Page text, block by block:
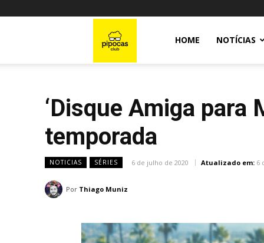
HOME NOTÍCIAS
‘Disque Amiga para
temporada
NOTICIAS SÉRIES 6 de julho de 2020 Atualizado em: 6
Por Thiago Muniz